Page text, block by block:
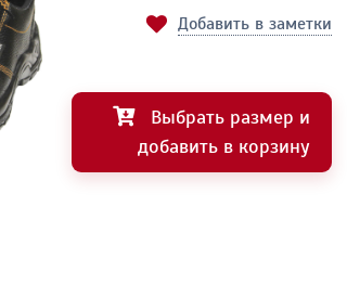
Добавить в заметки
Выбрать размер и
добавить в корзину